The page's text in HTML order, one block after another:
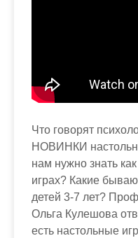
Что говорят
НОВИНКИ
нам нужно знать
играх? Какие
детей 3-7 лет?
Ольга Кулешова
есть настольные